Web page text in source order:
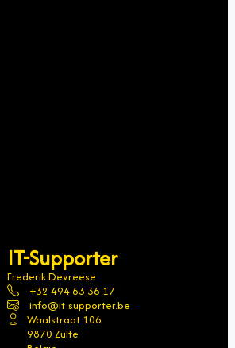
IT-Supporter
Frederik Devreese
+32 494 63 36 17
info@it-supporter.be
Waalstraat 106
9870 Zulte